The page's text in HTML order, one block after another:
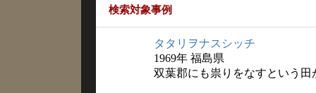
検索対象事例
タタリヲナスシッチ
1969年 福島県
双葉郡にも祟りをなすという田